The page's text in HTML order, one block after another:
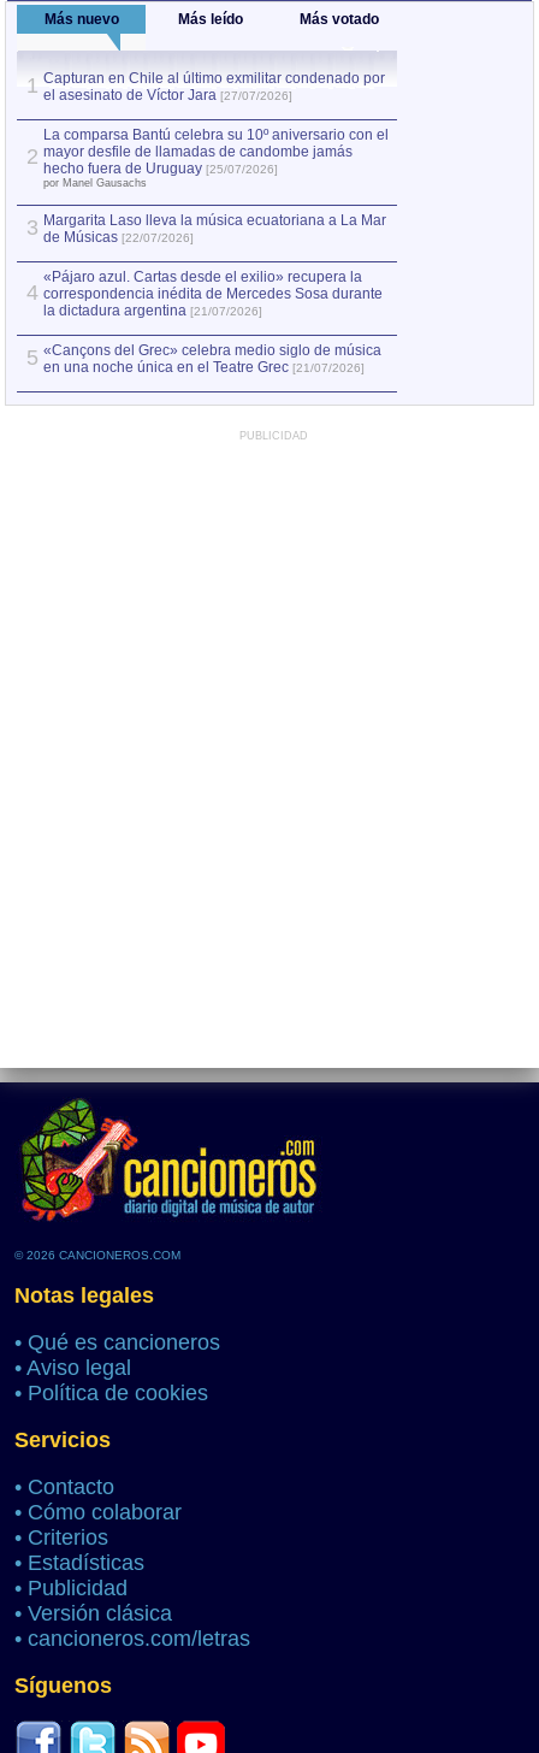
Más nuevo Más leído Más votado
1 Capturan en Chile al último exmilitar condenado por
el asesinato de Víctor Jara [27/07/2026]
2
La comparsa Bantú celebra su 10º aniversario con el
mayor desfile de llamadas de candombe jamás
hecho fuera de Uruguay [25/07/2026]
por Manel Gausachs
3 Margarita Laso lleva la música ecuatoriana a La Mar
de Músicas [22/07/2026]
4
«Pájaro azul. Cartas desde el exilio» recupera la
correspondencia inédita de Mercedes Sosa durante
la dictadura argentina [21/07/2026]
5 «Cançons del Grec» celebra medio siglo de música
en una noche única en el Teatre Grec [21/07/2026]
PUBLICIDAD
© 2026 CANCIONEROS.COM
Notas legales
• Qué es cancioneros
• Aviso legal
• Política de cookies
Servicios
• Contacto
• Cómo colaborar
• Criterios
• Estadísticas
• Publicidad
• Versión clásica
• cancioneros.com/letras
Síguenos